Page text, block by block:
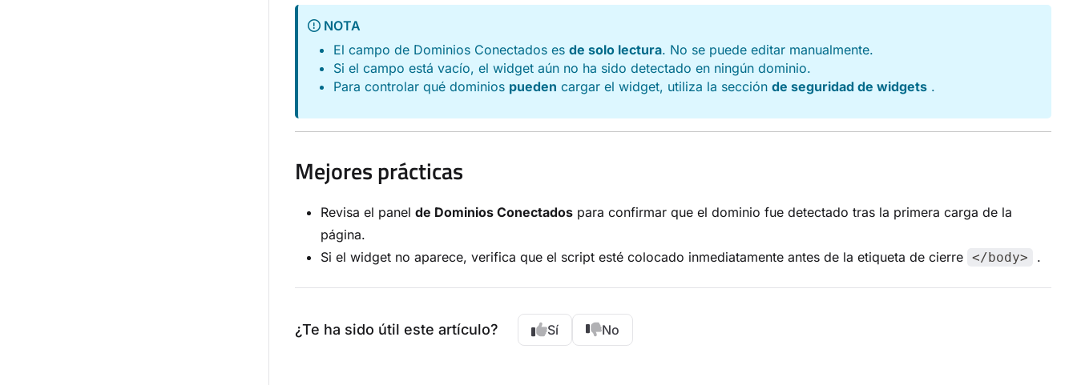
NOTA
El campo de Dominios Conectados es de solo lectura. No se puede editar manualmente.
Si el campo está vacío, el widget aún no ha sido detectado en ningún dominio.
Para controlar qué dominios pueden cargar el widget, utiliza la sección de seguridad de widgets .
Mejores prácticas
Revisa el panel de Dominios Conectados para confirmar que el dominio fue detectado tras la primera carga de la
página.
Si el widget no aparece, verifica que el script esté colocado inmediatamente antes de la etiqueta de cierre </body> .
¿Te ha sido útil este artículo? Sí No